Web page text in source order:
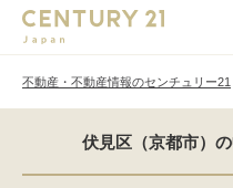
不動産・不動産情報のセンチュリー21
伏見区（京都市）